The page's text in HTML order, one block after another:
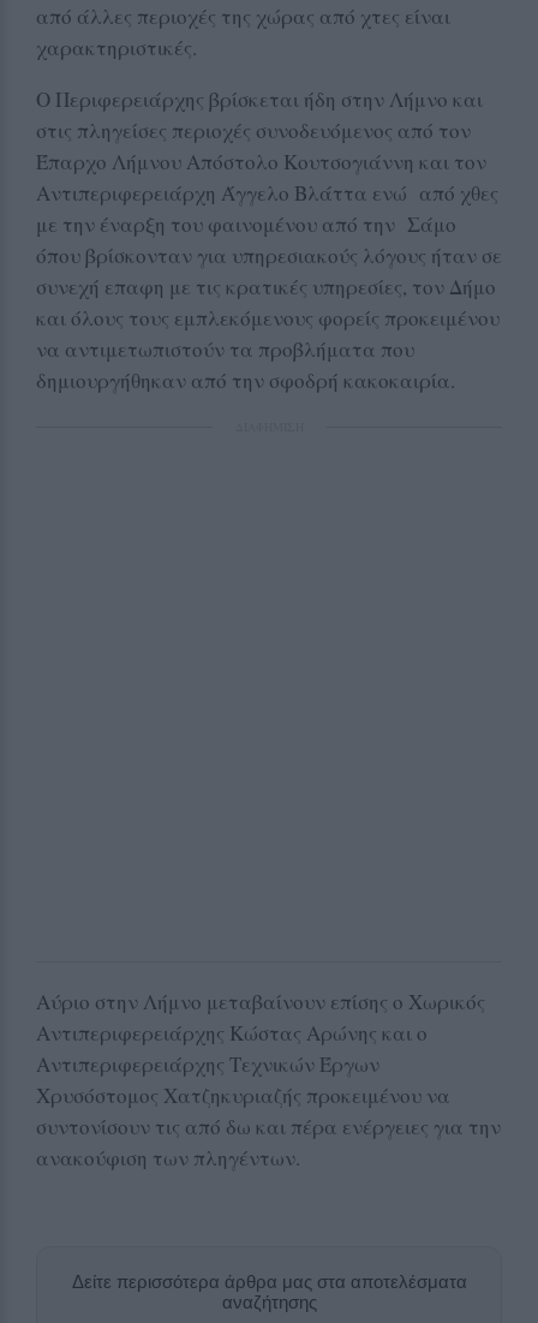
από άλλες περιοχές της χώρας από χτες είναι
χαρακτηριστικές.
Ο Περιφερειάρχης βρίσκεται ήδη στην Λήμνο και
στις πληγείσες περιοχές συνοδευόμενος από τον
Έπαρχο Λήμνου Απόστολο Κουτσογιάννη και τον
Αντιπεριφερειάρχη Άγγελο Βλάττα ενώ από χθες
με την έναρξη του φαινομένου από την Σάμο
όπου βρίσκονταν για υπηρεσιακούς λόγους ήταν σε
συνεχή επαφη με τις κρατικές υπηρεσίες, τον Δήμο
και όλους τους εμπλεκόμενους φορείς προκειμένου
να αντιμετωπιστούν τα προβλήματα που
δημιουργήθηκαν από την σφοδρή κακοκαιρία.
Αύριο στην Λήμνο μεταβαίνουν επίσης ο Χωρικός
Αντιπεριφερειάρχης Κώστας Αρώνης και ο
Αντιπεριφερειάρχης Τεχνικών Έργων
Χρυσόστομος Χατζηκυριαζής προκειμένου να
συντονίσουν τις από δω και πέρα ενέργειες για την
ανακούφιση των πληγέντων.
Δείτε περισσότερα άρθρα μας στα αποτελέσματα
αναζήτησης